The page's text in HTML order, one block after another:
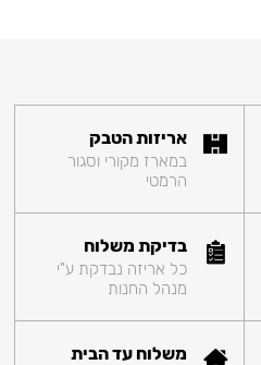
אריזות הטבק
במארז מקורי וסגור
הרמטי
בדיקת משלוח
כל אריזה נבדקת ע"י
מנהל החנות
משלוח עד הבית